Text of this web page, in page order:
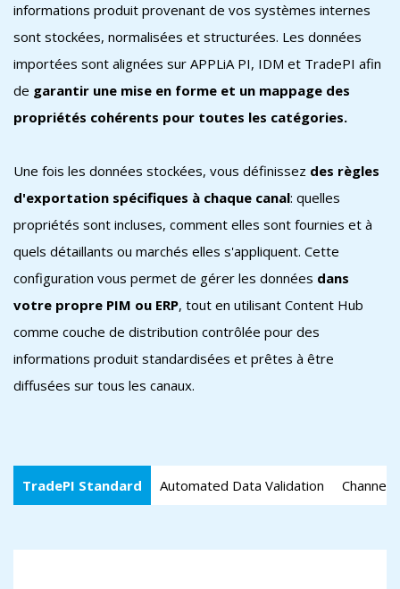
informations produit provenant de vos systèmes internes
sont stockées, normalisées et structurées. Les données
importées sont alignées sur APPLiA PI, IDM et TradePI afin
de garantir une mise en forme et un mappage des
propriétés cohérents pour toutes les catégories.
Une fois les données stockées, vous définissez des règles
d'exportation spécifiques à chaque canal: quelles
propriétés sont incluses, comment elles sont fournies et à
quels détaillants ou marchés elles s'appliquent. Cette
configuration vous permet de gérer les données dans
votre propre PIM ou ERP, tout en utilisant Content Hub
comme couche de distribution contrôlée pour des
informations produit standardisées et prêtes à être
diffusées sur tous les canaux.
TradePI Standard Automated Data Validation